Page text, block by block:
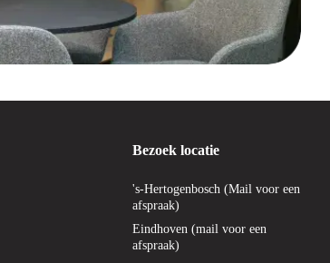
Bezoek locatie
's-Hertogenbosch (Mail voor een
afspraak)
Eindhoven (mail voor een
afspraak)